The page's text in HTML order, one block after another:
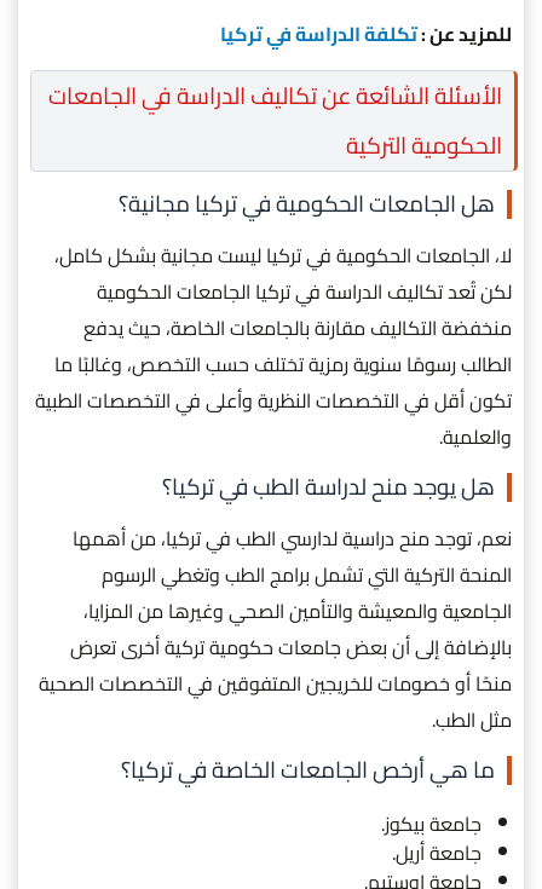
للمزيد عن :تكلفة الدراسة في تركيا
الأسئلة الشائعة عن تكاليف الدراسة في الجامعات
الحكومية التركية
هل الجامعات الحكومية في تركيا مجانية؟
لا، الجامعات الحكومية في تركيا ليست مجانية بشكل كامل،
لكن تُعد تكاليف الدراسة في تركيا الجامعات الحكومية
منخفضة التكاليف مقارنة بالجامعات الخاصة، حيث يدفع
الطالب رسومًا سنوية رمزية تختلف حسب التخصص، وغالبًا ما
تكون أقل في التخصصات النظرية وأعلى في التخصصات الطبية
والعلمية.
هل يوجد منح لدراسة الطب في تركيا؟
نعم، توجد منح دراسية لدارسي الطب في تركيا، من أهمها
المنحة التركية التي تشمل برامج الطب وتغطي الرسوم
الجامعية والمعيشة والتأمين الصحي وغيرها من المزايا،
بالإضافة إلى أن بعض جامعات حكومية تركية أخرى تعرض
منحًا أو خصومات للخريجين المتفوقين في التخصصات الصحية
مثل الطب.
ما هي أرخص الجامعات الخاصة في تركيا؟
جامعة بيكوز.
جامعة أريل.